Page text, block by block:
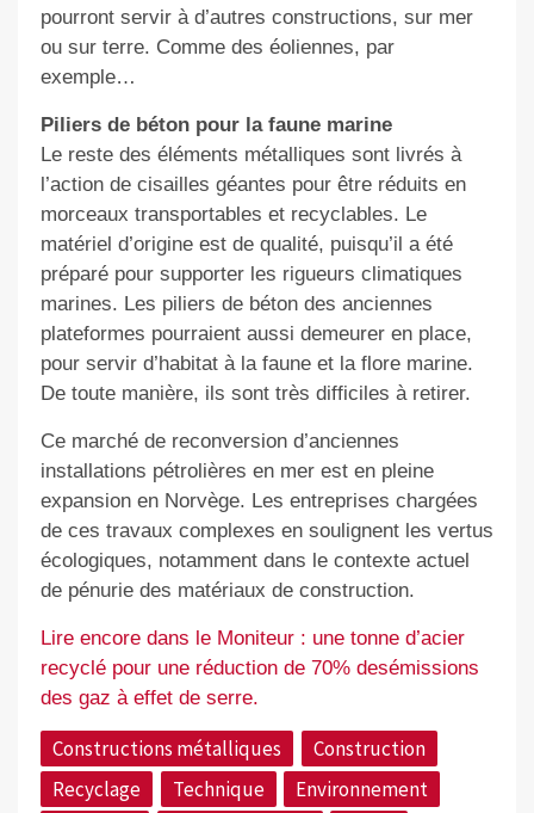
pourront servir à d’autres constructions, sur mer
ou sur terre. Comme des éoliennes, par
exemple…
Piliers de béton pour la faune marine
Le reste des éléments métalliques sont livrés à
l’action de cisailles géantes pour être réduits en
morceaux transportables et recyclables. Le
matériel d’origine est de qualité, puisqu’il a été
préparé pour supporter les rigueurs climatiques
marines. Les piliers de béton des anciennes
plateformes pourraient aussi demeurer en place,
pour servir d’habitat à la faune et la flore marine.
De toute manière, ils sont très difficiles à retirer.
Ce marché de reconversion d’anciennes
installations pétrolières en mer est en pleine
expansion en Norvège. Les entreprises chargées
de ces travaux complexes en soulignent les vertus
écologiques, notamment dans le contexte actuel
de pénurie des matériaux de construction.
Lire encore dans le Moniteur : une tonne d’acier
recyclé pour une réduction de 70% desémissions
des gaz à effet de serre.
Constructions métalliques
Construction
Recyclage
Technique
Environnement